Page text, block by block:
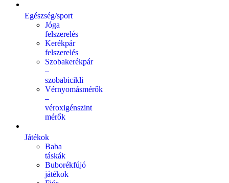
Egészség/sport
Jóga
felszerelés
Kerékpár
felszerelés
Szobakerékpár
–
szobabicikli
Vérnyomásmérők
–
véroxigénszint
mérők
Játékok
Baba
táskák
Buborékfújó
játékok